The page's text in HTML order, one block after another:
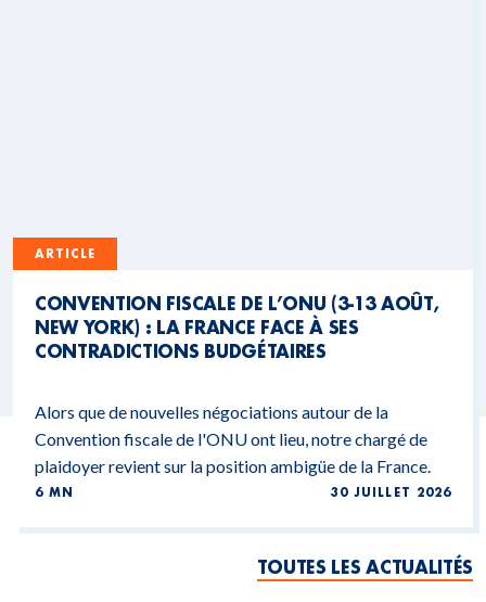
ARTICLE
CONVENTION FISCALE DE L’ONU (3-13 AOÛT,
NEW YORK) : LA FRANCE FACE À SES
CONTRADICTIONS BUDGÉTAIRES
Alors que de nouvelles négociations autour de la
Convention fiscale de l'ONU ont lieu, notre chargé de
plaidoyer revient sur la position ambigüe de la France.
6 MN 30 JUILLET 2026
TOUTES LES ACTUALITÉS